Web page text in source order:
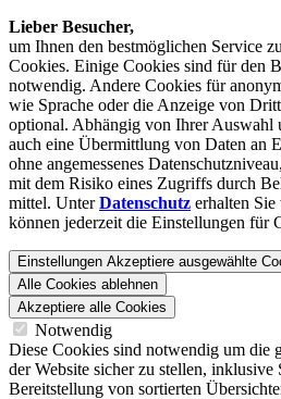
Lieber Besucher,
um Ihnen den best­möglichen Service
Cookies. Einige Cookies sind für den
notwendig. Andere Cookies für
wie Sprache oder die Anzeige von
optional. Abhängig von Ihrer Auswahl
auch eine Übermittlung von Daten an
ohne angemessenes
mit dem Risiko eines Zugriffs durch
mittel. UnterDatenschutz erhalten
können jederzeit die Einstellungen für
Einstellungen Akzeptiere ausgewählte
Alle Cookies ablehnen
Akzeptiere alle Cookies
Notwendig
Diese Cookies sind notwendig um die
der Website sicher zu stellen, inklusive
Bereitstellung von sortierten